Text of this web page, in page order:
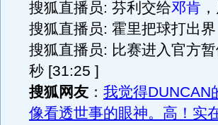
搜狐直播员: 芬利交给邓肯
搜狐直播员: 霍里把球打出
搜狐直播员: 比赛进入官方
秒 [31:25 ]
搜狐网友 ： 我觉得DUNCAN
像看透世事的眼神。高！实